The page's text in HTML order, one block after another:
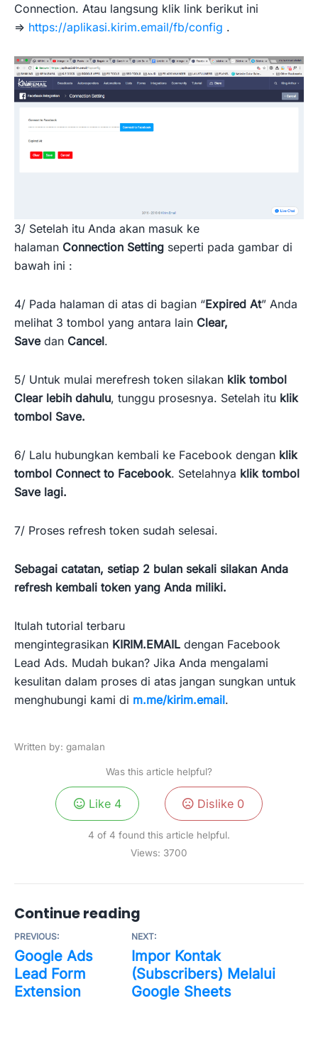
Connection. Atau langsung klik link berikut ini
=> https://aplikasi.kirim.email/fb/config .
3/ Setelah itu Anda akan masuk ke
halaman Connection Setting seperti pada gambar di
bawah ini :
4/ Pada halaman di atas di bagian “Expired At” Anda
melihat 3 tombol yang antara lain Clear,
Savedan Cancel.
5/ Untuk mulai merefresh token silakan klik tombol
Clear lebih dahulu, tunggu prosesnya. Setelah itu klik
tombol Save.
6/ Lalu hubungkan kembali ke Facebook dengan klik
tombol Connect to Facebook. Setelahnya klik tombol
Save lagi.
7/ Proses refresh token sudah selesai.
Sebagai catatan, setiap 2 bulan sekali silakan Anda
refresh kembali token yang Anda miliki.
Itulah tutorial terbaru
mengintegrasikan KIRIM.EMAIL dengan Facebook
Lead Ads. Mudah bukan? Jika Anda mengalami
kesulitan dalam proses di atas jangan sungkan untuk
menghubungi kami di m.me/kirim.email.
Written by: gamalan
Was this article helpful?
Like 4 Dislike 0
4 of 4 found this article helpful.
Views: 3700
Continue reading
PREVIOUS:
Google Ads
Lead Form
Extension
NEXT:
Impor Kontak
(Subscribers) Melalui
Google Sheets